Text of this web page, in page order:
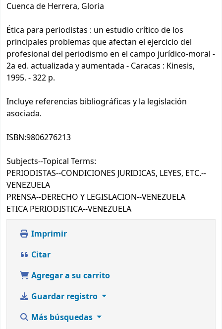
Cuenca de Herrera, Gloria
Ética para periodistas : un estudio crítico de los
principales problemas que afectan el ejercicio del
profesional del periodismo en el campo jurídico-moral -
2a ed. actualizada y aumentada - Caracas : Kinesis,
1995. - 322 p.
Incluye referencias bibliográficas y la legislación
asociada.
ISBN:9806276213
Subjects--Topical Terms:
PERIODISTAS--CONDICIONES JURIDICAS, LEYES, ETC.--
VENEZUELA
PRENSA--DERECHO Y LEGISLACION--VENEZUELA
ETICA PERIODISTICA--VENEZUELA
Imprimir
Citar
Agregar a su carrito
Guardar registro
Más búsquedas